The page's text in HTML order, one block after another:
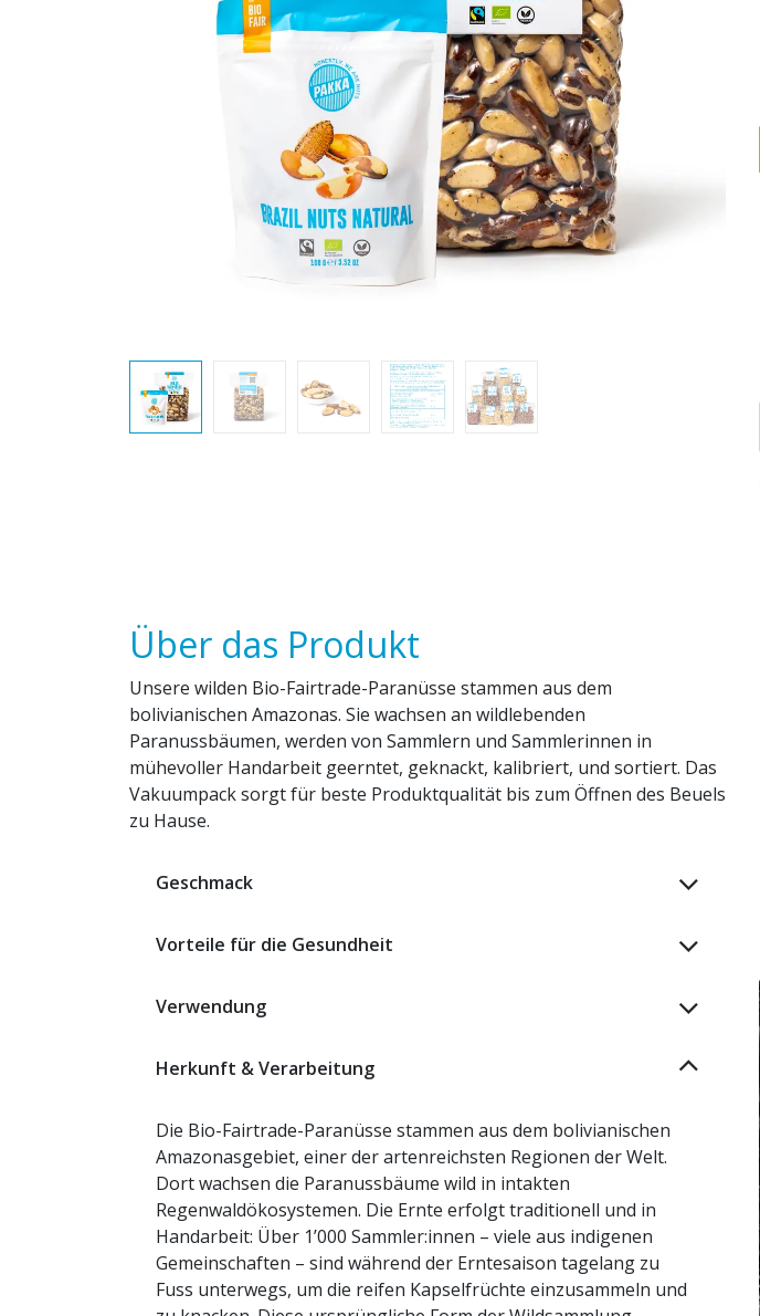
Über das Produkt
Unsere wilden Bio-Fairtrade-Paranüsse stammen aus dem
bolivianischen Amazonas. Sie wachsen an wildlebenden
Paranussbäumen, werden von Sammlern und Sammlerinnen in
mühevoller Handarbeit geerntet, geknackt, kalibriert, und sortiert. Das
Vakuumpack sorgt für beste Produktqualität bis zum Öffnen des Beuels
zu Hause.
Geschmack
Vorteile für die Gesundheit
Verwendung
Herkunft & Verarbeitung
Die Bio-Fairtrade-Paranüsse stammen aus dem bolivianischen
Amazonasgebiet, einer der artenreichsten Regionen der Welt.
Dort wachsen die Paranussbäume wild in intakten
Regenwaldökosystemen. Die Ernte erfolgt traditionell und in
Handarbeit: Über 1’000 Sammler:innen – viele aus indigenen
Gemeinschaften – sind während der Erntesaison tagelang zu
Fuss unterwegs, um die reifen Kapselfrüchte einzusammeln und